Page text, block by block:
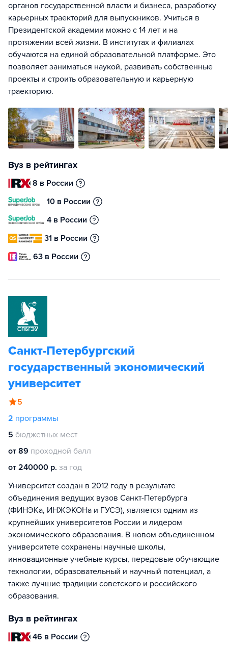
органов государственной власти и бизнеса, разработку
карьерных траекторий для выпускников. Учиться в
Президентской академии можно с 14 лет и на
протяжении всей жизни. В институтах и филиалах
обучаются на единой образовательной платформе. Это
позволяет заниматься наукой, развивать собственные
проекты и строить образовательную и карьерную
траекторию.
Вуз в рейтингах
8 в России
10 в России
4 в России
31 в России
63 в России
Санкт-Петербургский
государственный экономический
университет
5
2 программы
5 бюджетных мест
от 89 проходной балл
от 240000 р. за год
Университет создан в 2012 году в результате
объединения ведущих вузов Санкт-Петербурга
(ФИНЭКа, ИНЖЭКОНа и ГУСЭ), является одним из
крупнейших университетов России и лидером
экономического образования. В новом объединенном
университете сохранены научные школы,
инновационные учебные курсы, передовые обучающие
технологии, образовательный и научный потенциал, а
также лучшие традиции советского и российского
образования.
Вуз в рейтингах
46 в России